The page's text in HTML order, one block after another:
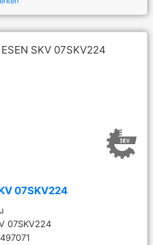
07SKV224
07SKV224